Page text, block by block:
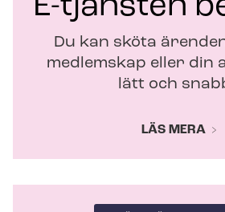
e
r
E-tjänsten
Du kan sköta
medlemskap eller din
lätt och
LÄS MERA